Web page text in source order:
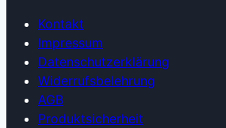
Kontakt
Impressum
Datenschutzerklärung
Widerrufsbelehrung
AGB
Produkt­sicherheit